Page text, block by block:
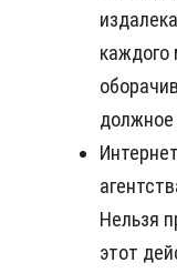
каждого
Нельзя
этот